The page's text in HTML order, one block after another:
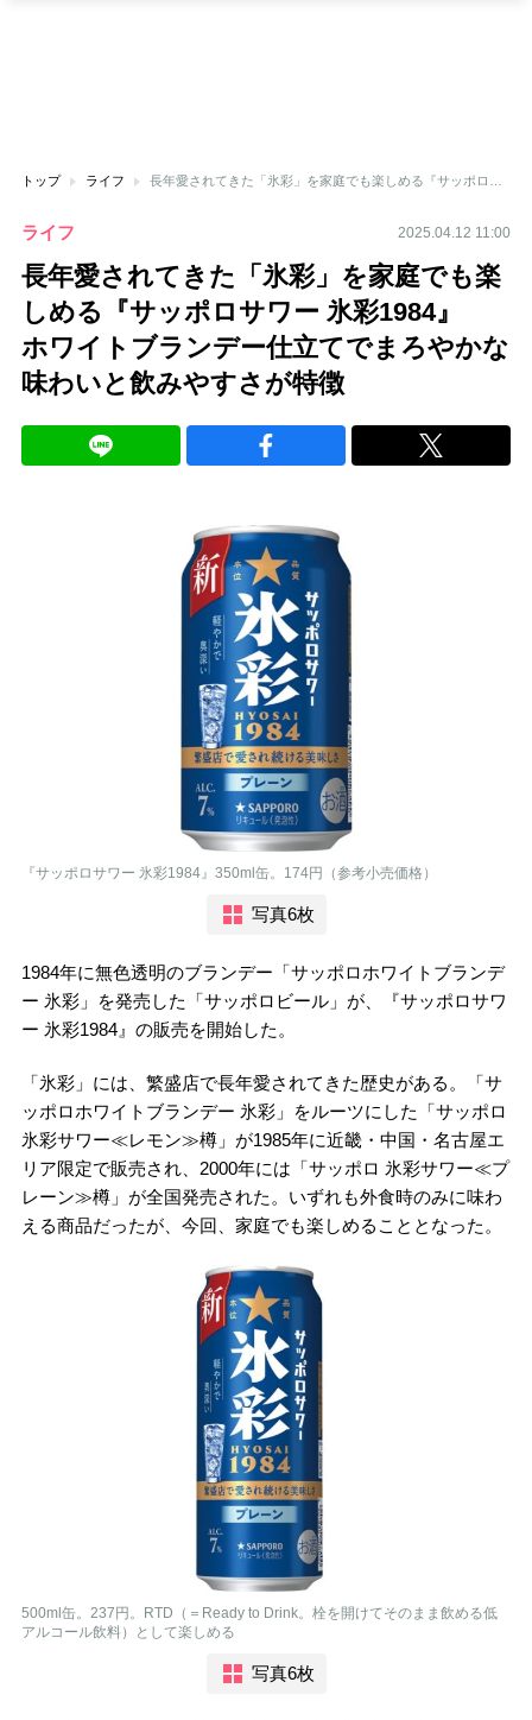
トップ ライフ
ライフ 2025.04.12 11:00
長年愛されてきた「氷彩」を家庭でも楽
しめる『サッポロサワー 氷彩1984』
ホワイトブランデー仕立てでまろやかな
味わいと飲みやすさが特徴
『サッポロサワー 氷彩1984』350ml缶。174円（参考小売価格）
写真6枚
1984年に無色透明のブランデー「サッポロホワイトブランデ
ー 氷彩」を発売した「サッポロビール」が、『サッポロサワ
ー 氷彩1984』の販売を開始した。
「氷彩」には、繁盛店で長年愛されてきた歴史がある。「サ
ッポロホワイトブランデー 氷彩」をルーツにした「サッポロ
氷彩サワー≪レモン≫樽」が1985年に近畿・中国・名古屋エ
リア限定で販売され、2000年には「サッポロ 氷彩サワー≪プ
レーン≫樽」が全国発売された。いずれも外食時のみに味わ
える商品だったが、今回、家庭でも楽しめることとなった。
500ml缶。237円。RTD（＝Ready to Drink。栓を開けてそのまま飲める低
アルコール飲料）として楽しめる
写真6枚